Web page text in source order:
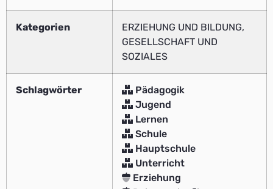
Kategorien
ERZIEHUNG UND BILDUNG,
GESELLSCHAFT UND
SOZIALES
Schlagwörter
Pädagogik
Jugend
Lernen
Schule
Hauptschule
Unterricht
Erziehung